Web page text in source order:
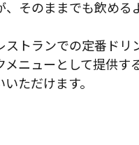
、そのままでも飲める
ストランでの定番ドリ
メニューとして提供す
ただけます。